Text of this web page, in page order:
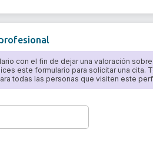
con el fin de dejar una valoración
este formulario para solicitar una cita.
todas las personas que visiten este